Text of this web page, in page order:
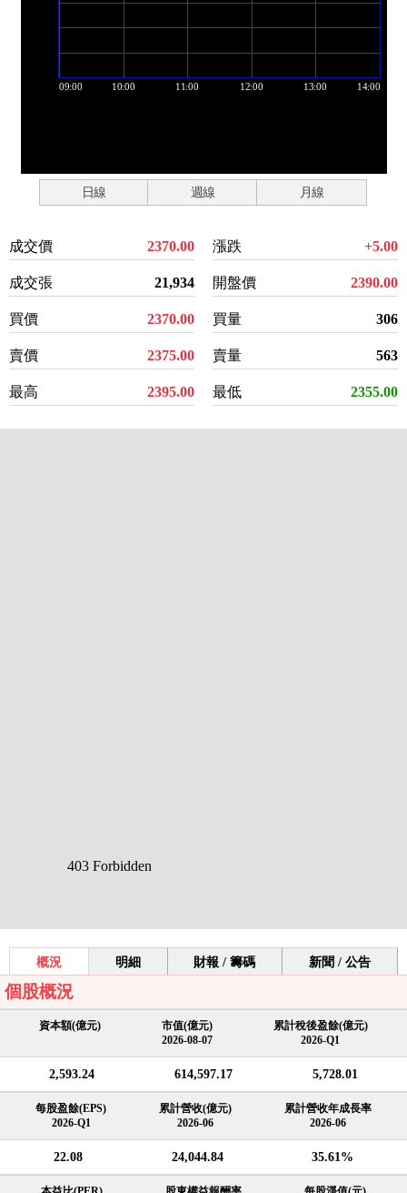
日線 週線 月線
成交價 2370.00
成交張 21,934
買價 2370.00
賣價 2375.00
最高 2395.00
漲跌 +5.00
開盤價 2390.00
買量 306
賣量 563
最低 2355.00
概況 明細 財報 / 籌碼 新聞 / 公告
個股概況
資本額(億元)
市值(億元)
2026-08-07
累計稅後盈餘(億元)
2026-Q1
2,593.24 614,597.17 5,728.01
每股盈餘(EPS)
2026-Q1
累計營收(億元)
2026-06
累計營收年成長率
2026-06
22.08 24,044.84 35.61%